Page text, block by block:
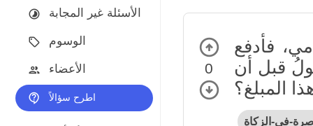
الأسئلة غير المجابة
الوسوم
الأعضاء
اطرح سؤالاً
0
فأدفع
قبل أن
المبلغ؟
في-الزكاة